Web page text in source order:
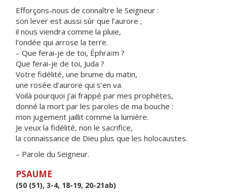
Efforçons-nous de connaître le Seigneur :
son lever est aussi sûr que l’aurore ;
il nous viendra comme la pluie,
l’ondée qui arrose la terre.
– Que ferai-je de toi, Éphraïm ?
Que ferai-je de toi, Juda ?
Votre fidélité, une brume du matin,
une rosée d’aurore qui s’en va.
Voilà pourquoi j’ai frappé par mes prophètes,
donné la mort par les paroles de ma bouche :
mon jugement jaillit comme la lumière.
Je veux la fidélité, non le sacrifice,
la connaissance de Dieu plus que les holocaustes.
– Parole du Seigneur.
PSAUME
(50 (51), 3-4, 18-19, 20-21ab)